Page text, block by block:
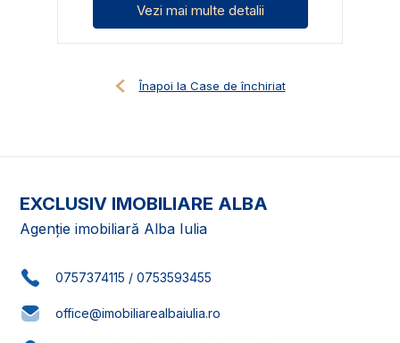
Vezi mai multe detalii
Înapoi la Case de închiriat
EXCLUSIV IMOBILIARE ALBA
Agenție imobiliară Alba Iulia
0757374115 / 0753593455
office@imobiliarealbaiulia.ro